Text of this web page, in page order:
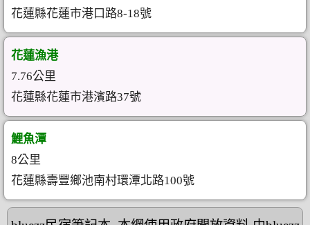
花蓮縣花蓮市港口路8-18號
花蓮漁港
7.76公里
花蓮縣花蓮市港濱路37號
鯉魚潭
8公里
花蓮縣壽豐鄉池南村環潭北路100號